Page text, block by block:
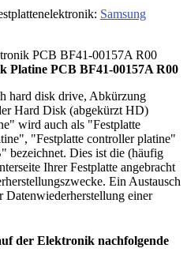
Samsung
Platine PCB BF41-00157A R00
hard disk drive, Abkürzung
Hard Disk (abgekürzt HD)
wird auch als "Festplatte
"Festplatte controller platine"
bezeichnet. Dies ist die (häufig
Ihrer Festplatte angebracht
Ein Austausch
einer
der Elektronik nachfolgende